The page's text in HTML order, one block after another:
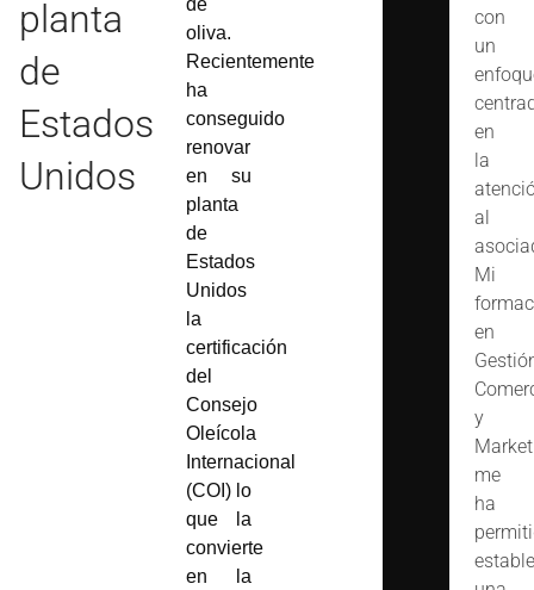
planta
de
Estados
Unidos
oliva.
Recientemente
ha
conseguido
renovar
en su
planta
de
Estados
Unidos
la
certificación
del
Consejo
Oleícola
Internacional
(COI)lo
que la
convierte
en l a
con
un
en
la
al
Mi
en
y
me
ha